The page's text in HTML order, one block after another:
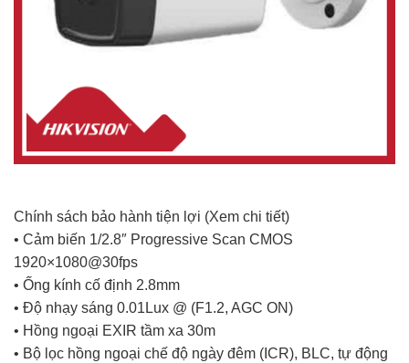
Chính sách bảo hành tiện lợi (Xem chi tiết)
• Cảm biến 1/2.8″ Progressive Scan CMOS
1920×1080@30fps
• Ống kính cố định 2.8mm
• Độ nhạy sáng 0.01Lux @ (F1.2, AGC ON)
• Hồng ngoại EXIR tầm xa 30m
• Bộ lọc hồng ngoại chế độ ngày đêm (ICR), BLC, tự động